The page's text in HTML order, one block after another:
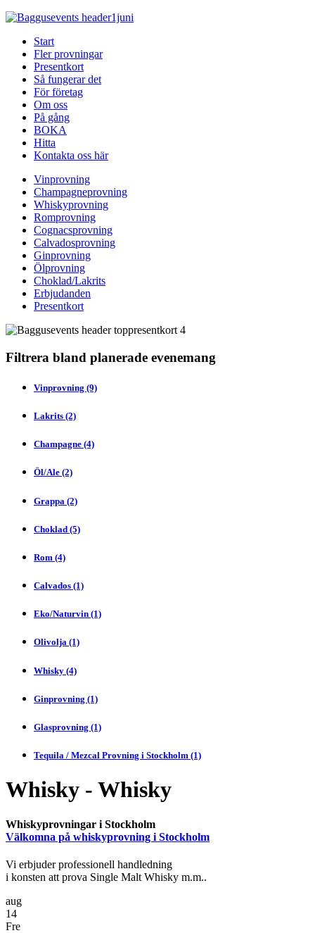
Start
Fler provningar
Presentkort
Så fungerar det
För företag
Om oss
På gång
BOKA
Hitta
Kontakta oss här
Vinprovning
Champagneprovning
Whiskyprovning
Romprovning
Cognacsprovning
Calvadosprovning
Ginprovning
Ölprovning
Choklad/Lakrits
Erbjudanden
Presentkort
Filtrera bland planerade evenemang
Vinprovning (9)
Lakrits (2)
Champagne (4)
Öl/Ale (2)
Grappa (2)
Choklad (5)
Rom (4)
Calvados (1)
Eko/Naturvin (1)
Olivolja (1)
Whisky (4)
Ginprovning (1)
Glasprovning (1)
Tequila / Mezcal Provning i Stockholm (1)
Whisky - Whisky
Whiskyprovningar i Stockholm
Välkomna på whiskyprovning i Stockholm
Vi erbjuder professionell handledning
i konsten att prova Single Malt Whisky m.m..
aug
14
Fre